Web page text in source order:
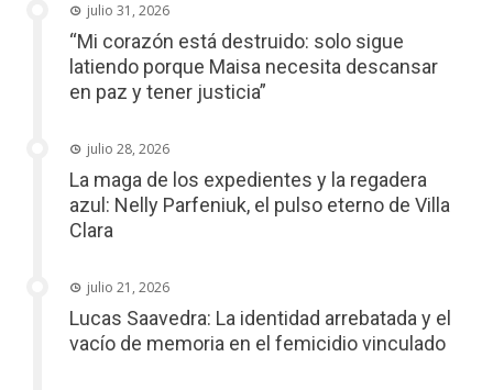
julio 31, 2026
“Mi corazón está destruido: solo sigue
latiendo porque Maisa necesita descansar
en paz y tener justicia”
julio 28, 2026
La maga de los expedientes y la regadera
azul: Nelly Parfeniuk, el pulso eterno de Villa
Clara
julio 21, 2026
Lucas Saavedra: La identidad arrebatada y el
vacío de memoria en el femicidio vinculado